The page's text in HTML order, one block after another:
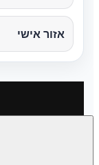
אזור אישי